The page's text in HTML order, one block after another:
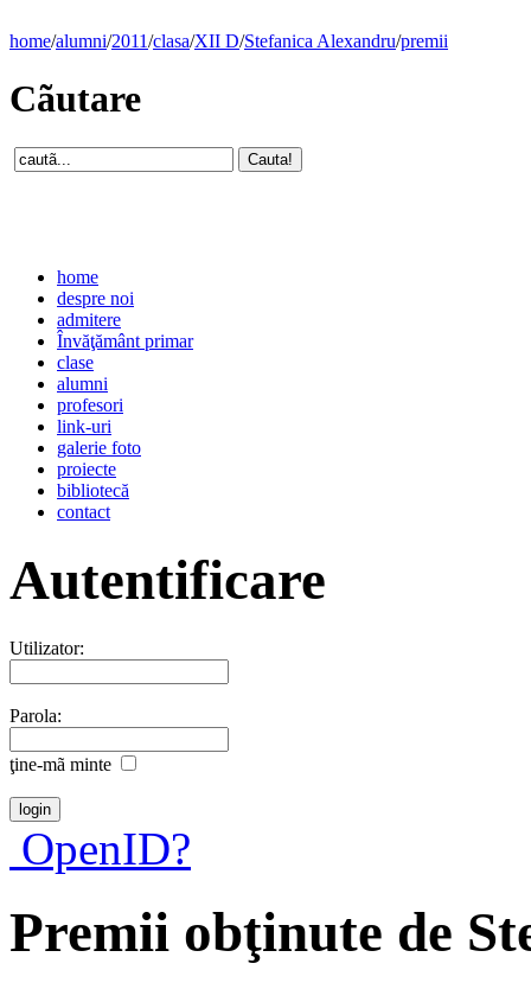
home/alumni/2011/clasa/XII D/Stefanica Alexandru/premii
Cãutare
home
despre noi
admitere
Învăţământ primar
clase
alumni
profesori
link-uri
galerie foto
proiecte
bibliotecă
contact
Autentificare
Utilizator:
Parola:
ţine-mã minte
OpenID?
Premii obţinute de